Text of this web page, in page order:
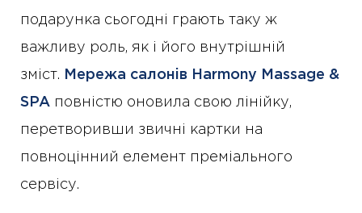
подарунка сьогодні грають таку ж
важливу роль, як і його внутрішній
зміст. Мережа салонiв Harmony Massage &
SPA повністю оновила свою лінійку,
перетворивши звичні картки на
повноцінний елемент преміального
сервісу.